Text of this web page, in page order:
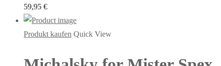
59,95 €
Produkt kaufen Quick View